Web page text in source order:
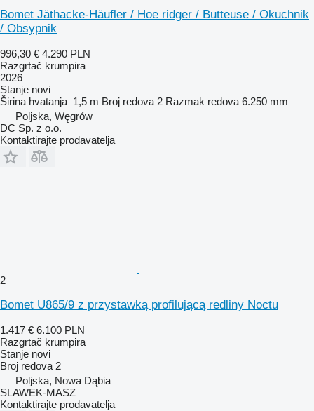
Bomet Jäthacke-Häufler / Hoe ridger / Butteuse / Okuchnik
/ Obsypnik
996,30 € 4.290 PLN
Razgrtač krumpira
2026
Stanje novi
Širina hvatanja 1,5 m Broj redova 2 Razmak redova 6.250 mm
Poljska, Węgrów
DC Sp. z o.o.
Kontaktirajte prodavatelja
2
Bomet U865/9 z przystawką profilującą redliny Noctu
1.417 € 6.100 PLN
Razgrtač krumpira
Stanje novi
Broj redova 2
Poljska, Nowa Dąbia
SLAWEK-MASZ
Kontaktirajte prodavatelja